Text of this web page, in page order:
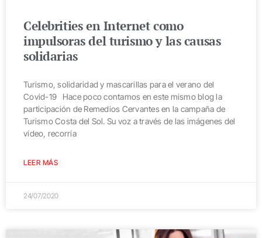
Celebrities en Internet como
impulsoras del turismo y las causas
solidarias
Turismo, solidaridad y mascarillas para el verano del
Covid-19 Hace poco contamos en este mismo blog la
participación de Remedios Cervantes en la campaña de
Turismo Costa del Sol. Su voz a través de las imágenes del
vídeo, recorría
LEER MÁS
24/07/2020